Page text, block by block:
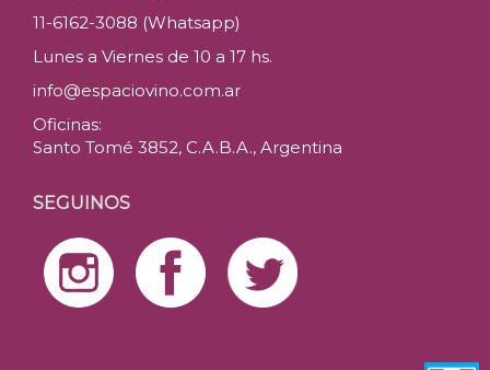
11-6162-3088 (Whatsapp)
Lunes a Viernes de 10 a 17 hs.
info@espaciovino.com.ar
Oficinas:
Santo Tomé 3852, C.A.B.A., Argentina
SEGUINOS